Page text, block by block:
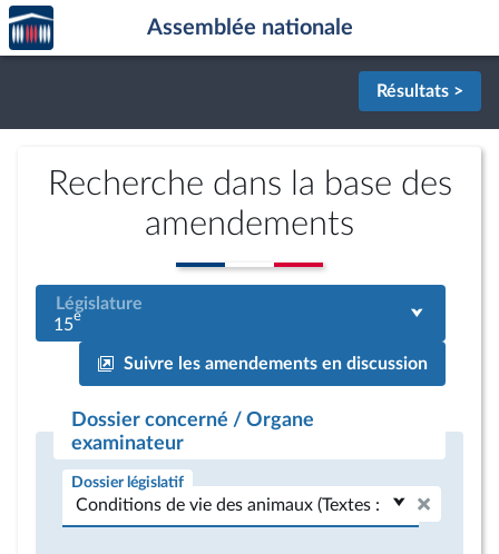
Aller au contenu
Aller en bas de la page
Accèder
à la
page
Assemblée nationale
Résultats >
Recherche dans la base des
amendements
Législature
15e
Suivre les amendements en discussion
Dossier concerné / Organe
examinateur
Dossier législatif